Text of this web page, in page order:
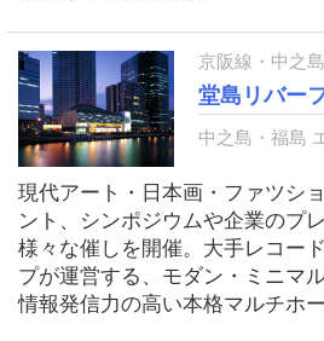
京阪線・中之
堂島リバー
中之島・福島
現代アート・日本画・ファツシ
ント、シンポジウムや企業のプ
様々な催しを開催。大手レコー
プが運営する、モダン・ミニマ
情報発信力の高い本格マルチホ